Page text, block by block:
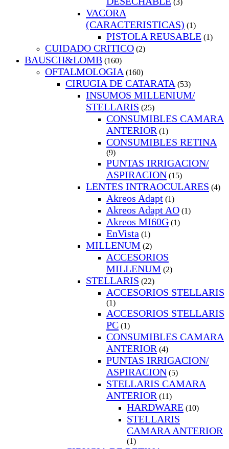
(3)
VACORA
(CARACTERISTICAS) (1)
PISTOLA REUSABLE (1)
CUIDADO CRITICO (2)
BAUSCH&LOMB (160)
OFTALMOLOGIA (160)
CIRUGIA DE CATARATA (53)
INSUMOS MILLENIUM/
STELLARIS (25)
CONSUMIBLES CAMARA
ANTERIOR (1)
CONSUMIBLES RETINA
(9)
PUNTAS IRRIGACION/
ASPIRACION (15)
LENTES INTRAOCULARES (4)
Akreos Adapt (1)
Akreos Adapt AO (1)
Akreos MI60G (1)
EnVista (1)
MILLENUM (2)
ACCESORIOS
MILLENUM (2)
STELLARIS (22)
ACCESORIOS STELLARIS
(1)
ACCESORIOS STELLARIS
PC (1)
CONSUMIBLES CAMARA
ANTERIOR (4)
PUNTAS IRRIGACION/
ASPIRACION (5)
STELLARIS CAMARA
ANTERIOR (11)
HARDWARE (10)
STELLARIS
CAMARA ANTERIOR
(1)